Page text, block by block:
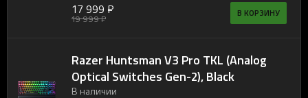
17 999 ₽
19 999 ₽ В КОРЗИНУ
Razer Huntsman V3 Pro TKL (Analog
Optical Switches Gen-2), Black
В наличии